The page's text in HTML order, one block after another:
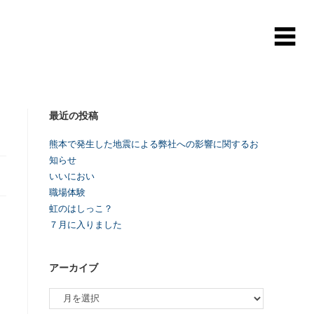
最近の投稿
熊本で発生した地震による弊社への影響に関するお
知らせ
いいにおい
職場体験
虹のはしっこ？
７月に入りました
アーカイブ